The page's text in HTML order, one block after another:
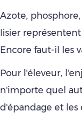
Azote,
lisier
Encore faut-il les
Pour l'éleveur,
n'importe quel
d'épandage et